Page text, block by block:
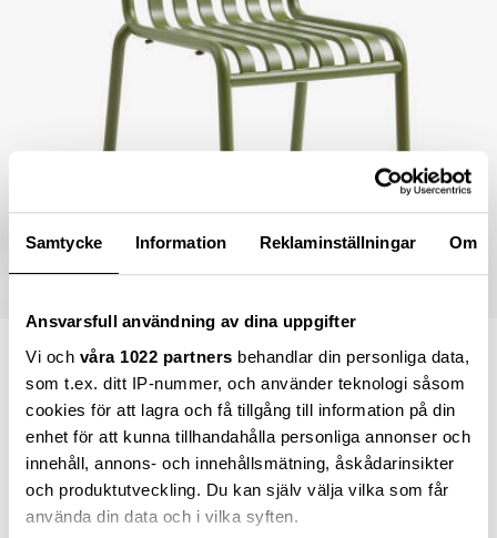
Samtycke Information Reklaminställningar Om
Ansvarsfull användning av dina uppgifter
Vi och våra 1022 partners behandlar din personliga data,
som t.ex. ditt IP-nummer, och använder teknologi såsom
cookies för att lagra och få tillgång till information på din
enhet för att kunna tillhandahålla personliga annonser och
innehåll, annons- och innehållsmätning, åskådarinsikter
och produktutveckling. Du kan själv välja vilka som får
använda din data och i vilka syften.
4 199,00 kr
Lägg i varukorgen
Beställningsvara(3-6 veckors leveranstid)